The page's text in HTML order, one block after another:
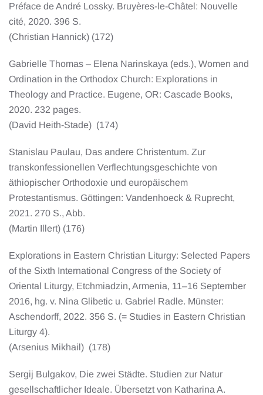
Préface de André Lossky. Bruyères-le-Châtel: Nouvelle
cité, 2020. 396 S.
(Christian Hannick) (172)
Gabrielle Thomas – Elena Narinskaya (eds.), Women and
Ordination in the Orthodox Church: Explorations in
Theology and Practice. Eugene, OR: Cascade Books,
2020. 232 pages.
(David Heith-Stade) (174)
Stanislau Paulau, Das andere Christentum. Zur
transkonfessionellen Verflechtungsgeschichte von
äthiopischer Orthodoxie und europäischem
Protestantismus. Göttingen: Vandenhoeck & Ruprecht,
2021. 270 S., Abb.
(Martin Illert) (176)
Explorations in Eastern Christian Liturgy: Selected Papers
of the Sixth International Congress of the Society of
Oriental Liturgy, Etchmiadzin, Armenia, 11–16 September
2016, hg. v. Nina Glibetic u. Gabriel Radle. Münster:
Aschendorff, 2022. 356 S. (= Studies in Eastern Christian
Liturgy 4).
(Arsenius Mikhail) (178)
Sergij Bulgakov, Die zwei Städte. Studien zur Natur
gesellschaftlicher Ideale. Übersetzt von Katharina A.